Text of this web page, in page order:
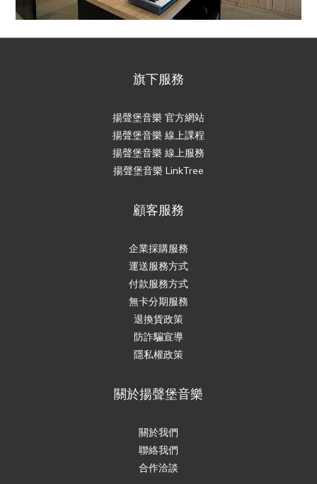
旗下服務
揚聲堡音樂 官方網站
揚聲堡音樂 線上課程
揚聲堡音樂 線上服務
揚聲堡音樂 LinkTree
顧客服務
企業採購服務
運送服務方式
付款服務方式
無卡分期服務
退換貨政策
防詐騙宣導
隱私權政策
關於揚聲堡音樂
關於我們
聯絡我們
合作洽談